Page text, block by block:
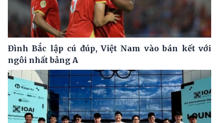
Đình Bắc lập cú đúp, Việt Nam vào bán kết với
ngôi nhất bảng A